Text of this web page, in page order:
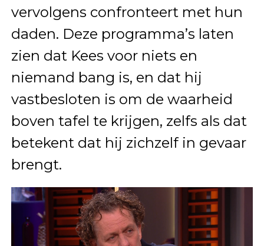
vervolgens confronteert met hun
daden. Deze programma’s laten
zien dat Kees voor niets en
niemand bang is, en dat hij
vastbesloten is om de waarheid
boven tafel te krijgen, zelfs als dat
betekent dat hij zichzelf in gevaar
brengt.